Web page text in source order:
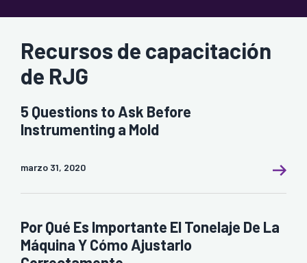
Recursos de capacitación
de RJG
5 Questions to Ask Before
Instrumenting a Mold
marzo 31, 2020
Por Qué Es Importante El Tonelaje De La
Máquina Y Cómo Ajustarlo